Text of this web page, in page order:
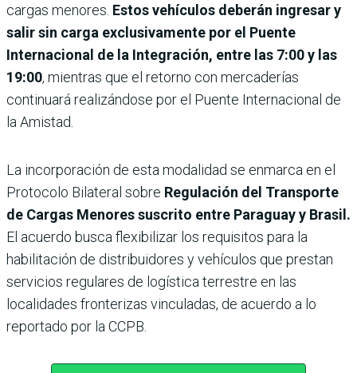
cargas menores. Estos vehículos deberán ingresar y
salir sin carga exclusivamente por el Puente
Internacional de la Integración, entre las 7:00 y las
19:00, mientras que el retorno con mercaderías
continuará realizándose por el Puente Internacional de
la Amistad.
La incorporación de esta modalidad se enmarca en el
Protocolo Bilateral sobre Regulación del Transporte
de Cargas Menores suscrito entre Paraguay y Brasil.
El acuerdo busca flexibilizar los requisitos para la
habilitación de distribuidores y vehículos que prestan
servicios regulares de logística terrestre en las
localidades fronterizas vinculadas, de acuerdo a lo
reportado por la CCPB.